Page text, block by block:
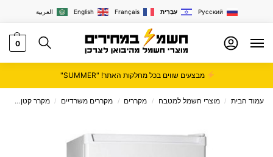
العربية English Français עִבְרִית Русский
0
מבצעים שווים בכל מחלקות האתר! "SUMMER"
עמוד הבית / מוצרי חשמל למטבח / מקררים / מקררים משרדיים / מקרר קטן